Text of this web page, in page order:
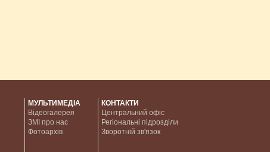
МУЛЬТИМЕДІА
Відеогалерея
ЗМІ про нас
Фотоархів
КОНТАКТИ
Центральний офіс
Регіональні підрозділи
Зворотній зв'язок